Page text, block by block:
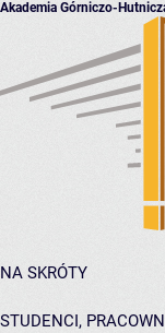
Akademia Górniczo-
NA SKRÓTY
STUDENCI,